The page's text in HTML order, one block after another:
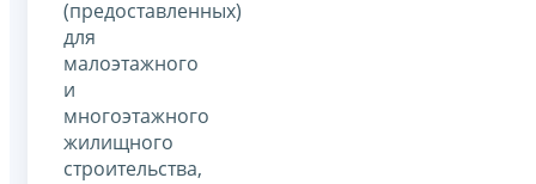
(предоставленных)
для
малоэтажного
и
многоэтажного
жилищного
строительства,